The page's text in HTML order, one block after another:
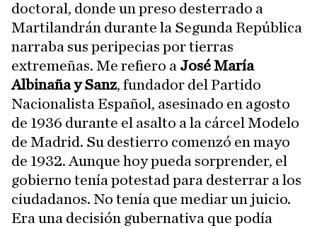
doctoral, donde un preso desterrado a
Martilandrán durante la Segunda República
narraba sus peripecias por tierras
extremeñas. Me refiero a José María
Albinaña y Sanz, fundador del Partido
Nacionalista Español, asesinado en agosto
de 1936 durante el asalto a la cárcel Modelo
de Madrid. Su destierro comenzó en mayo
de 1932. Aunque hoy pueda sorprender, el
gobierno tenía potestad para desterrar a los
ciudadanos. No tenía que mediar un juicio.
Era una decisión gubernativa que podía